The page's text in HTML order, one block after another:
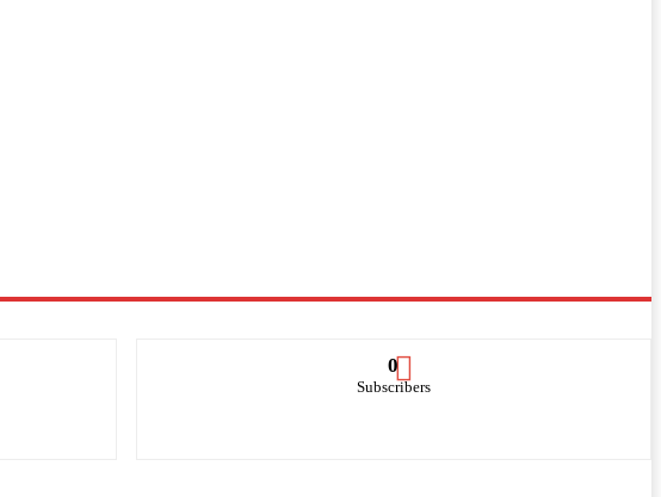
0
Subscribers